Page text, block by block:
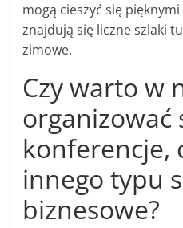
mogą cieszyć się
znajdują się liczne szlaki
zimowe.
Czy warto w
organizować
konferencje,
innego typu
biznesowe?